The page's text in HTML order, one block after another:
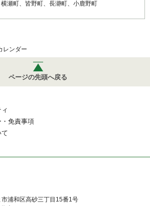
瀬町、皆野町、長瀞町、小鹿野町
レンダー
ページの先頭へ戻る
免責事項
浦和区高砂三丁目15番1号